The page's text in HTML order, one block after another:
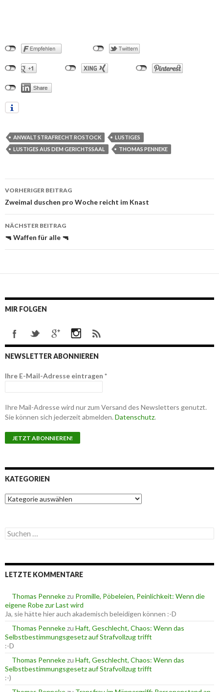
ANWALT STRAFRECHT ROSTOCK
LUSTIGES
LUSTIGES AUS DEM GERICHTSSAAL
THOMAS PENNEKE
Beitrags-
Navigation
VORHERIGER BEITRAG
Zweimal duschen pro Woche reicht im Knast
NÄCHSTER BEITRAG
🔫 Waffen für alle 🔫
MIR FOLGEN
NEWSLETTER ABONNIEREN
Ihre E-Mail-Adresse eintragen *
Ihre Mail-Adresse wird nur zum Versand des Newsletters genutzt.
Sie können sich jederzeit abmelden. Datenschutz.
KATEGORIEN
K
a
g
o
n
S
u
e
n
c
h
:
LETZTE KOMMENTARE
Thomas Pennekezu Promille, Pöbeleien, Peinlichkeit: Wenn die
eigene Robe zur Last wird
Ja, sie hätte hier auch akademisch beleidigen können :-D
Thomas Pennekezu Haft, Geschlecht, Chaos: Wenn das
Selbstbestimmungsgesetz auf Strafvollzug trifft
:-D
Thomas Pennekezu Haft, Geschlecht, Chaos: Wenn das
Selbstbestimmungsgesetz auf Strafvollzug trifft
:-)